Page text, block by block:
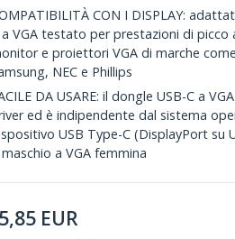
CON I DISPLAY:
a VGA testato per prestazioni di picco
e proiettori VGA di marche
NEC e Phillips
DA USARE: il dongle USB-C a
ed è indipendente dal sistema
USB Type-C (DisplayPort su
maschio a VGA femmina
EUR